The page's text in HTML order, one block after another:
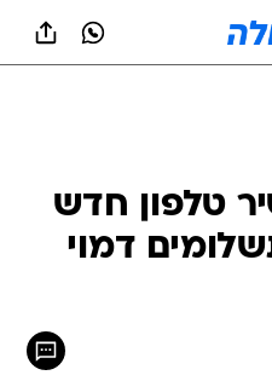
טלפון חדש
דמוי